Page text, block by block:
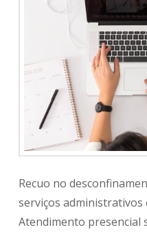
Recuo no
serviços administrativos
Atendimento presencial